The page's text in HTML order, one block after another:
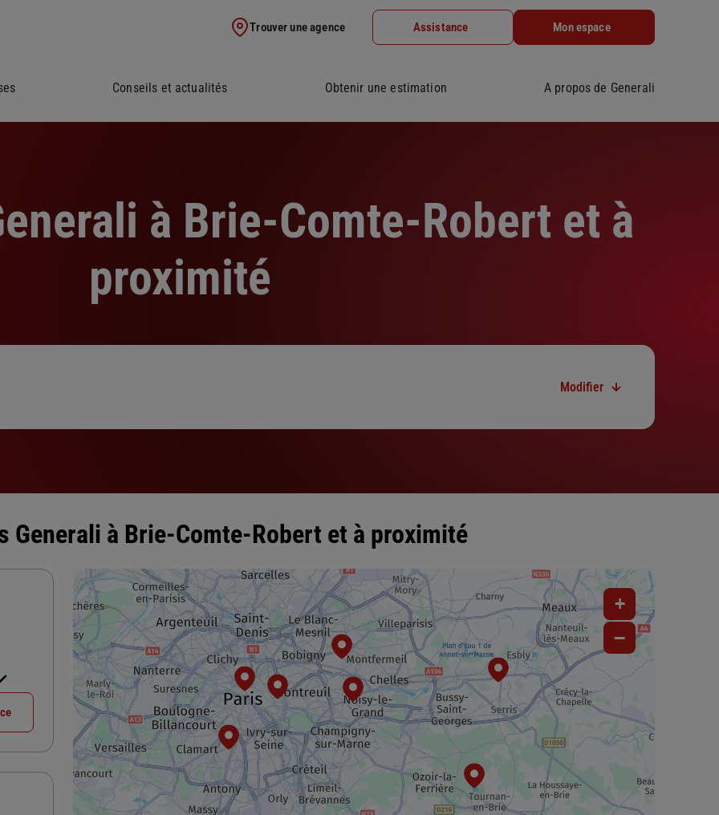
Trouver une agence Assistance Mon espace
Conseils et actualités Obtenir une estimation A propos de Generali
à Brie-Comte-Robert et à
proximité
Modifier
Generali à Brie-Comte-Robert et à proximité
+
−